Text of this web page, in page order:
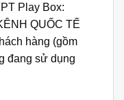
Play Box:
QUỐC TẾ
hàng (gồm
đang sử dụng